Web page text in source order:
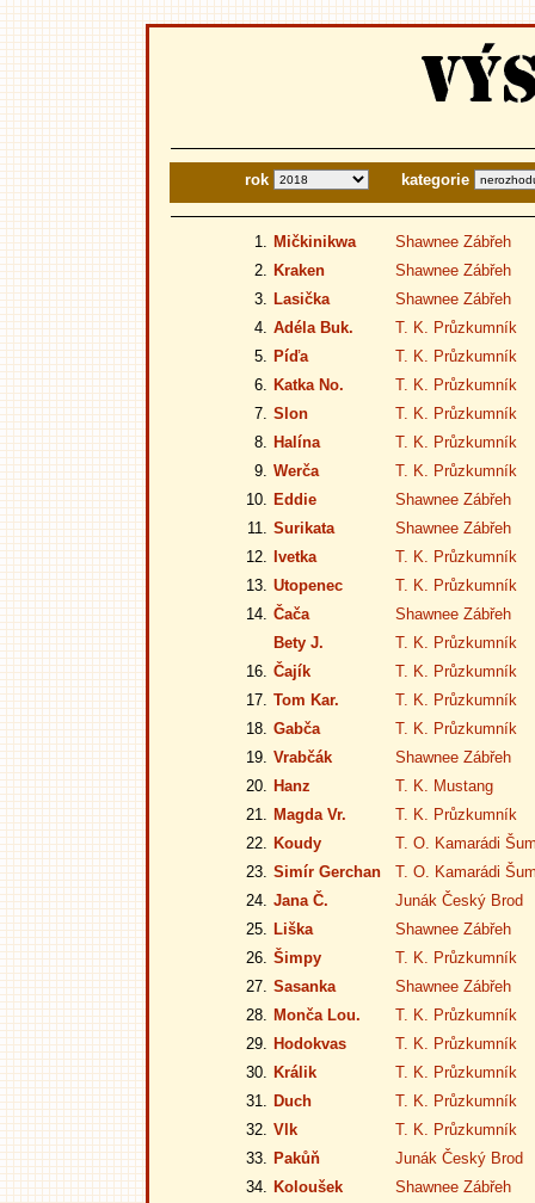
rok kategorie
1. Mičkinikwa
Shawnee Zábřeh
2. Kraken
Shawnee Zábřeh
3. Lasička
Shawnee Zábřeh
4. Adéla Buk.
T. K. Průzkumník
5. Píďa
T. K. Průzkumník
6. Katka No.
T. K. Průzkumník
7. Slon
T. K. Průzkumník
8. Halína
T. K. Průzkumník
9. Werča
T. K. Průzkumník
10. Eddie
Shawnee Zábřeh
11. Surikata
Shawnee Zábřeh
12.
Ivetka
T. K. Průzkumník
13. Utopenec
T. K. Průzkumník
14. Čača
Shawnee Zábřeh
Bety J.
T. K. Průzkumník
16. Čajík
T. K. Průzkumník
17. Tom Kar.
T. K. Průzkumník
18. Gabča
T. K. Průzkumník
19. Vrabčák
Shawnee Zábřeh
20. Hanz
T. K. Mustang
21. Magda Vr.
T. K. Průzkumník
22. Koudy
T. O. Kamarádi
23. Simír Gerchan
T. O. Kamarádi
24. Jana Č.
Junák Český Brod
25. Liška
Shawnee Zábřeh
26. Šimpy
T. K. Průzkumník
27. Sasanka
Shawnee Zábřeh
28. Monča Lou.
T. K. Průzkumník
29. Hodokvas
T. K. Průzkumník
30. Králik
T. K. Průzkumník
31. Duch
T. K. Průzkumník
32. Vlk
T. K. Průzkumník
33. Pakůň
Junák Český Brod
34. Koloušek
Shawnee Zábřeh